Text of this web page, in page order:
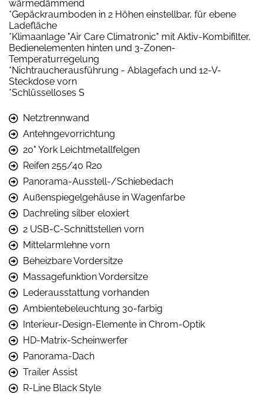
wärmedämmend
*Gepäckraumboden in 2 Höhen einstellbar, für ebene
Ladefläche
*Klimaanlage "Air Care Climatronic" mit Aktiv-Kombifilter,
Bedienelementen hinten und 3-Zonen-
Temperaturregelung
*Nichtraucherausführung - Ablagefach und 12-V-
Steckdose vorn
*Schlüsselloses S
Netztrennwand
Antehngevorrichtung
20" York Leichtmetallfelgen
Reifen 255/40 R20
Panorama-Ausstell-/Schiebedach
Außenspiegelgehäuse in Wagenfarbe
Dachreling silber eloxiert
2 USB-C-Schnittstellen vorn
Mittelarmlehne vorn
Beheizbare Vordersitze
Massagefunktion Vordersitze
Lederausstattung vorhanden
Ambientebeleuchtung 30-farbig
Interieur-Design-Elemente in Chrom-Optik
HD-Matrix-Scheinwerfer
Panorama-Dach
Trailer Assist
R-Line Black Style